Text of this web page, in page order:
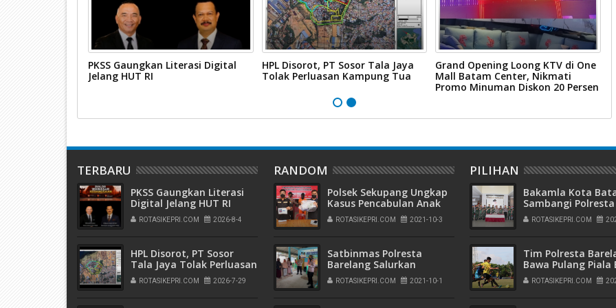
PKSS Gaungkan Literasi Digital
Jelang HUT RI
HPL Disorot, PT Sosor Tala Jaya
Tolak Perluasan Kampung Tua
Grand Opening Loong KTV di One
Mall Batam Center, Nikmati
Promo Minuman Diskon 20 Persen
TERBARU
PKSS Gaungkan Literasi
Digital Jelang HUT RI
ROTASIKEPRI.COM 2026-8-4
HPL Disorot, PT Sosor
Tala Jaya Tolak Perluasan
Kampung Tua
ROTASIKEPRI.COM 2026-7-29
RANDOM
Polsek Sekupang Ungkap
Kasus Pencabulan Anak
Dibawah Umur
ROTASIKEPRI.COM 2021-10-3
Satbinmas Polresta
Barelang Salurkan
Sembako Dari Yayasan
Budha Tzu Chi Indonesia
ROTASIKEPRI.COM 2021-10-1
PILIHAN
Bakamla Kota
Sambangi Polresta
Barelang, Rayakan
Peringatan Hari
ROTASIKEPRI.COM
Tim Polresta
Bawa Pulang Piala
dan Medali Emas
Kejuaraan Sepak
ROTASIKEPRI.COM